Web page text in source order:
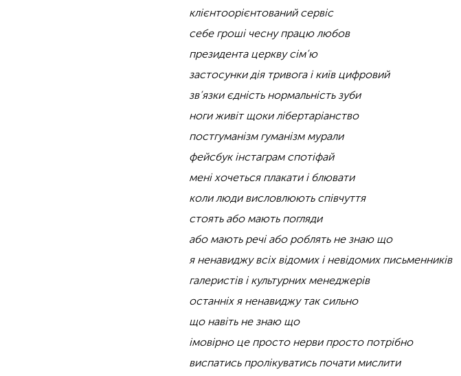
клієнтоорієнтований сервіс
себе гроші чесну працю любов
президента церкву сім’ю
застосунки дія тривога і київ цифровий
зв’язки єдність нормальність зуби
ноги живіт щоки лібертаріанство
постгуманізм гуманізм мурали
фейсбук інстаграм спотіфай
мені хочеться плакати і блювати
коли люди висловлюють співчуття
стоять або мають погляди
або мають речі або роблять не знаю що
я ненавиджу всіх відомих і невідомих письменників
галеристів і культурних менеджерів
останніх я ненавиджу так сильно
що навіть не знаю що
імовірно це просто нерви просто потрібно
виспатись пролікуватись почати мислити